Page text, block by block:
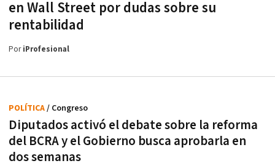
en Wall Street por dudas sobre su
rentabilidad
PoriProfesional
Diputados activó el debate sobre la reforma
del BCRA y el Gobierno busca aprobarla en
dos semanas
POLÍTICA/ Congreso